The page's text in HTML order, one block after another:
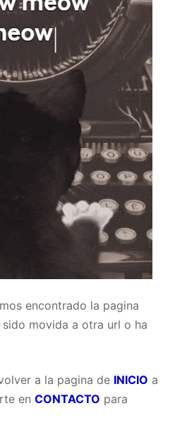
encontrado la pagina
movida a otra url o ha
a la pagina de INICIO a
en CONTACTO para